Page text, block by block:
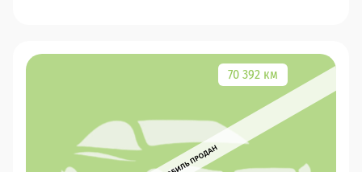
70 392 км